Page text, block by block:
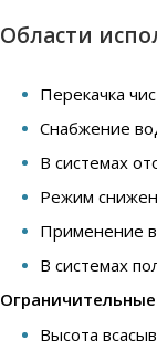
Области
Перекачка
Снабжение
В системах
Режим
Применение
В системах
Высота